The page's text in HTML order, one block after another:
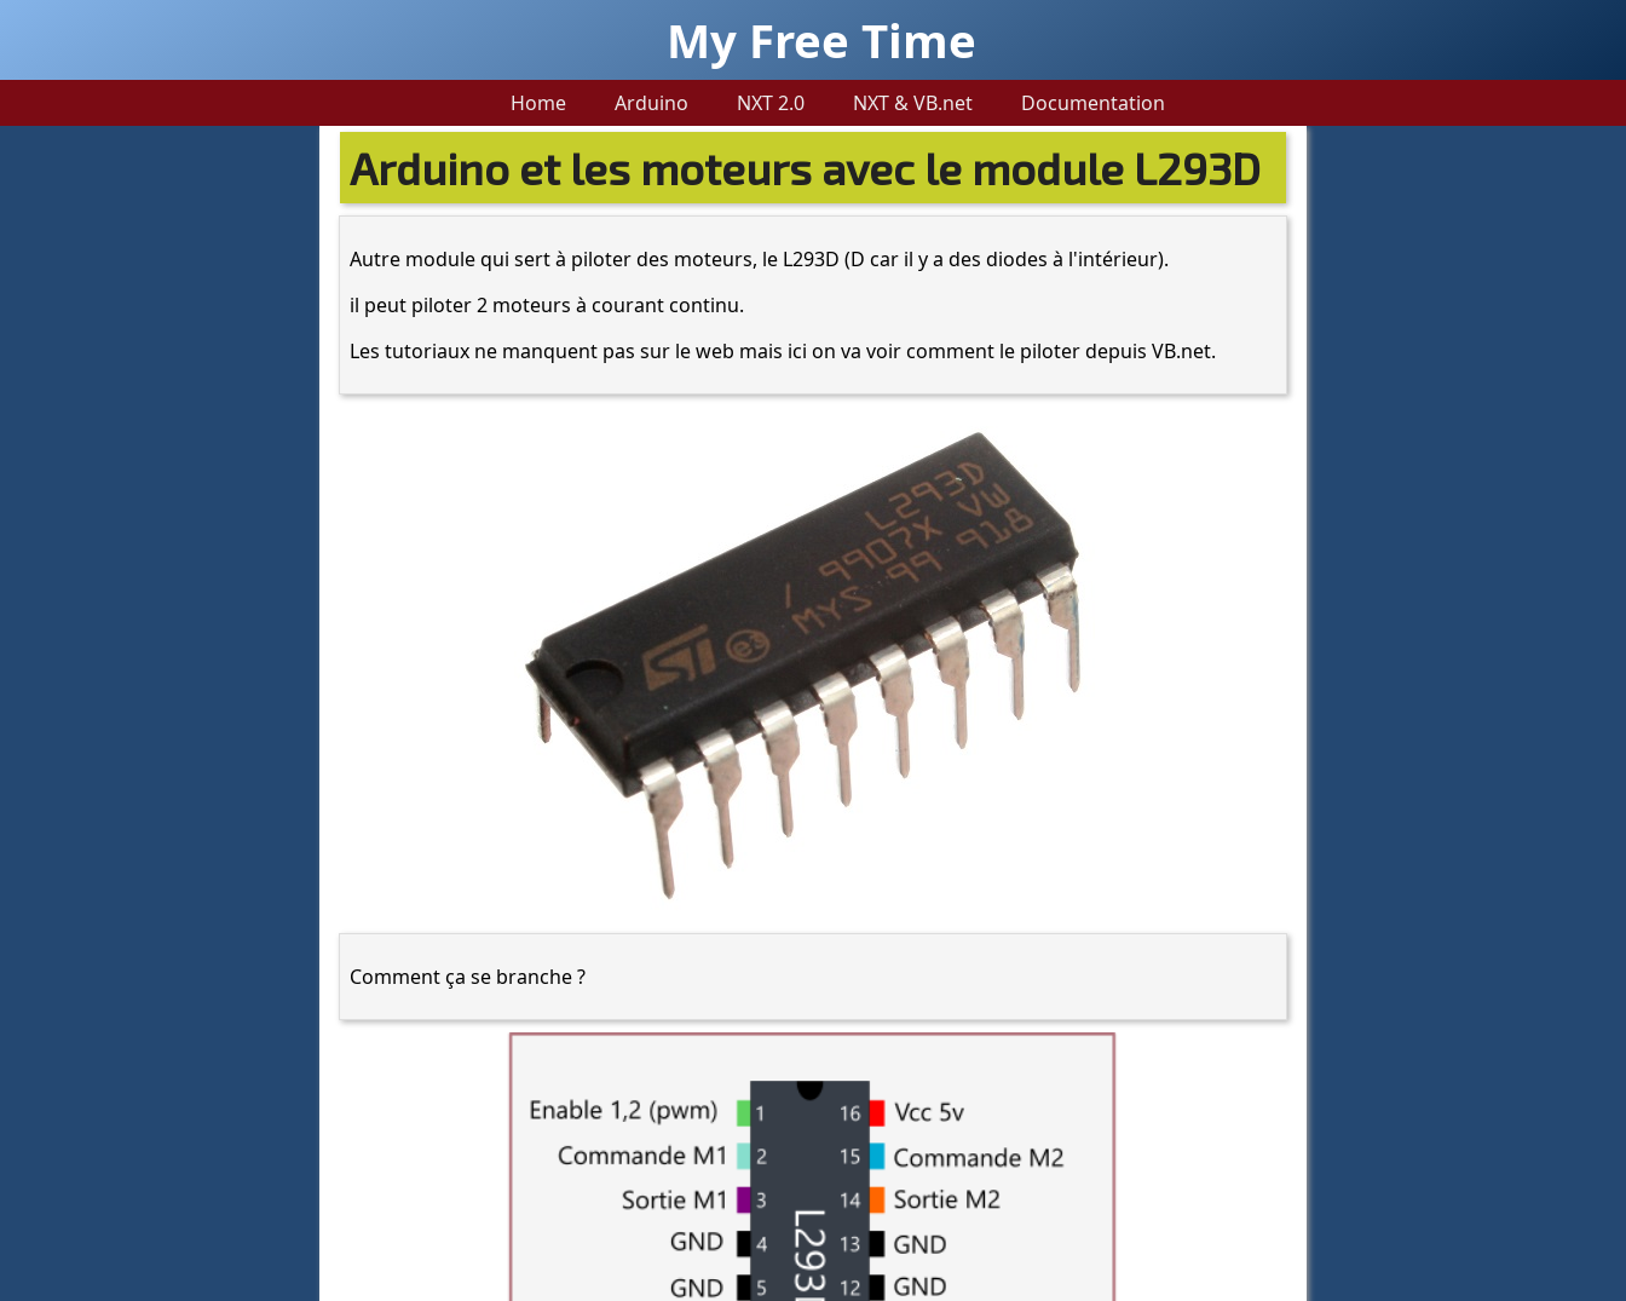
My Free Time
Home Arduino NXT 2.0 NXT & VB.net Documentation
Arduino et les moteurs avec le module L293D
Autre module qui sert à piloter des moteurs, le L293D (D car il y a des diodes à l'intérieur).
il peut piloter 2 moteurs à courant continu.
Les tutoriaux ne manquent pas sur le web mais ici on va voir comment le piloter depuis VB.net.
Comment ça se branche ?